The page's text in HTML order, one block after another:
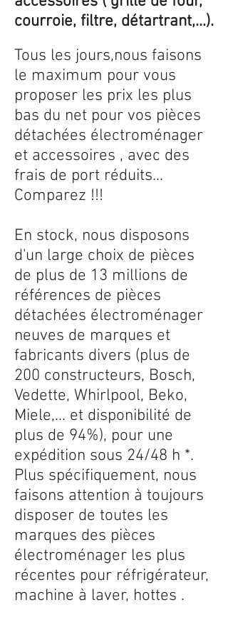
courroie, filtre, détartrant,...).
Tous les jours,nous faisons
le maximum pour vous
proposer les prix les plus
bas du net pour vos pièces
détachées électroménager
et accessoires , avec des
frais de port réduits...
Comparez !!!
En stock, nous disposons
d'un large choix de pièces
de plus de 13 millions de
références de pièces
détachées électroménager
neuves de marques et
fabricants divers (plus de
200 constructeurs, Bosch,
Vedette, Whirlpool, Beko,
Miele,... et disponibilité de
plus de 94%), pour une
expédition sous 24/48 h *.
Plus spécifiquement, nous
faisons attention à toujours
disposer de toutes les
marques des pièces
électroménager les plus
récentes pour réfrigérateur,
machine à laver, hottes .